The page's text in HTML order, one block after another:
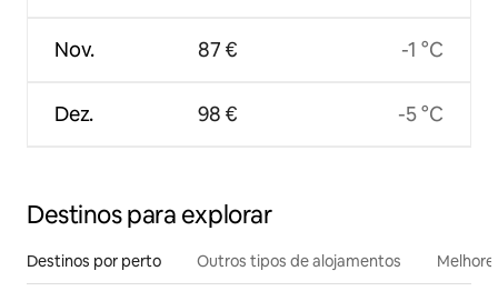
Nov.
Dez.
87 €
98 €
-1 °C
-5 °C
Destinos para explorar
Destinos por perto Outros tipos de alojamentos